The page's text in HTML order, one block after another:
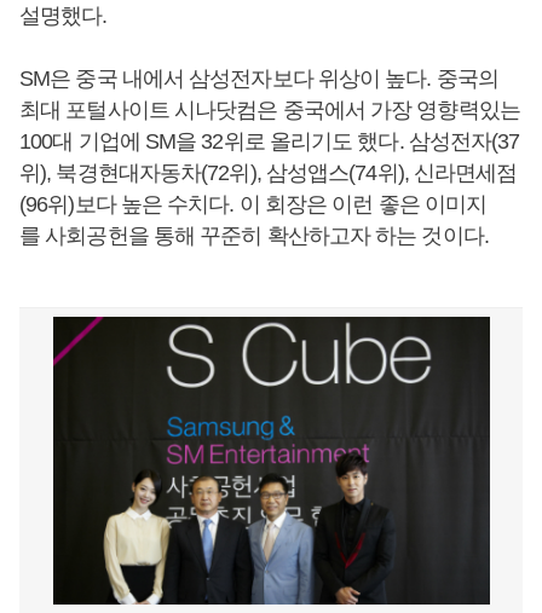
설명했다.
SM은 중국 내에서 삼성전자보다 위상이 높다. 중국의
최대 포털사이트 시나닷컴은 중국에서 가장 영향력있는
100대 기업에 SM을 32위로 올리기도 했다. 삼성전자(37
위), 북경현대자동차(72위), 삼성앱스(74위), 신라면세점
(96위)보다 높은 수치다. 이 회장은 이런 좋은 이미지
를 사회공헌을 통해 꾸준히 확산하고자 하는 것이다.